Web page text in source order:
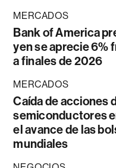
MERCADOS
Bank of America
yen se aprecie 6%
a finales de 2026
MERCADOS
Caída de acciones
semiconductores
el avance de las
mundiales